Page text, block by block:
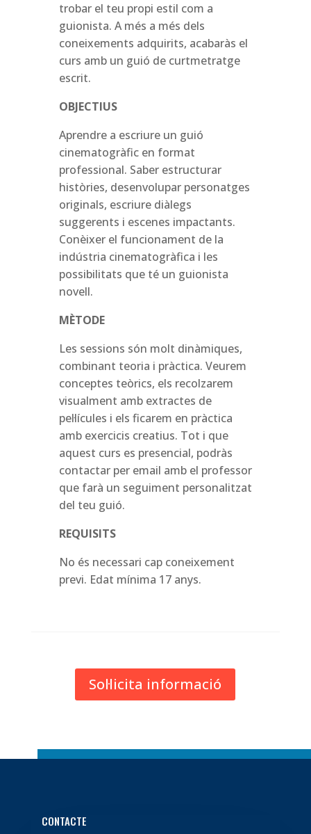
trobar el teu propi estil com a
guionista. A més a més dels
coneixements adquirits, acabaràs el
curs amb un guió de curtmetratge
escrit.
OBJECTIUS
Aprendre a escriure un guió
cinematogràfic en format
professional. Saber estructurar
històries, desenvolupar personatges
originals, escriure diàlegs
suggerents i escenes impactants.
Conèixer el funcionament de la
indústria cinematogràfica i les
possibilitats que té un guionista
novell.
MÈTODE
Les sessions són molt dinàmiques,
combinant teoria i pràctica. Veurem
conceptes teòrics, els recolzarem
visualment amb extractes de
pel·lícules i els ficarem en pràctica
amb exercicis creatius. Tot i que
aquest curs es presencial, podràs
contactar per email amb el professor
que farà un seguiment personalitzat
del teu guió.
REQUISITS
No és necessari cap coneixement
previ. Edat mínima 17 anys.
Sol·licita informació
CONTACTE